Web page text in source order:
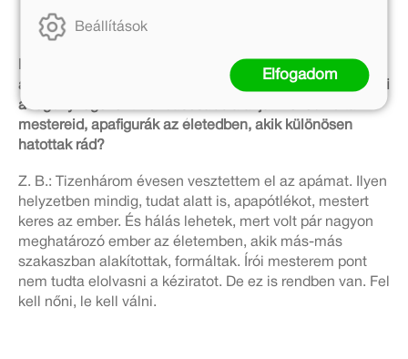
Móra: A fiú életében két apafigura is van: az igazi apja,
aki becsületes és hősies, valamint a nevelőapja, Rod, aki
a regény legellentmondásosabb alakja. Neked voltak
mestereid, apafigurák az életedben, akik különösen
hatottak rád?
Z. B.: Tizenhárom évesen vesztettem el az apámat. Ilyen
helyzetben mindig, tudat alatt is, apapótlékot, mestert
keres az ember. És hálás lehetek, mert volt pár nagyon
meghatározó ember az életemben, akik más-más
szakaszban alakítottak, formáltak. Írói mesterem pont
nem tudta elolvasni a kéziratot. De ez is rendben van. Fel
kell nőni, le kell válni.
Beállítások
Elfogadom